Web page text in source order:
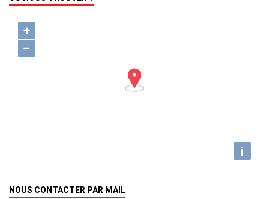
+
−
i
NOUS CONTACTER PAR MAIL